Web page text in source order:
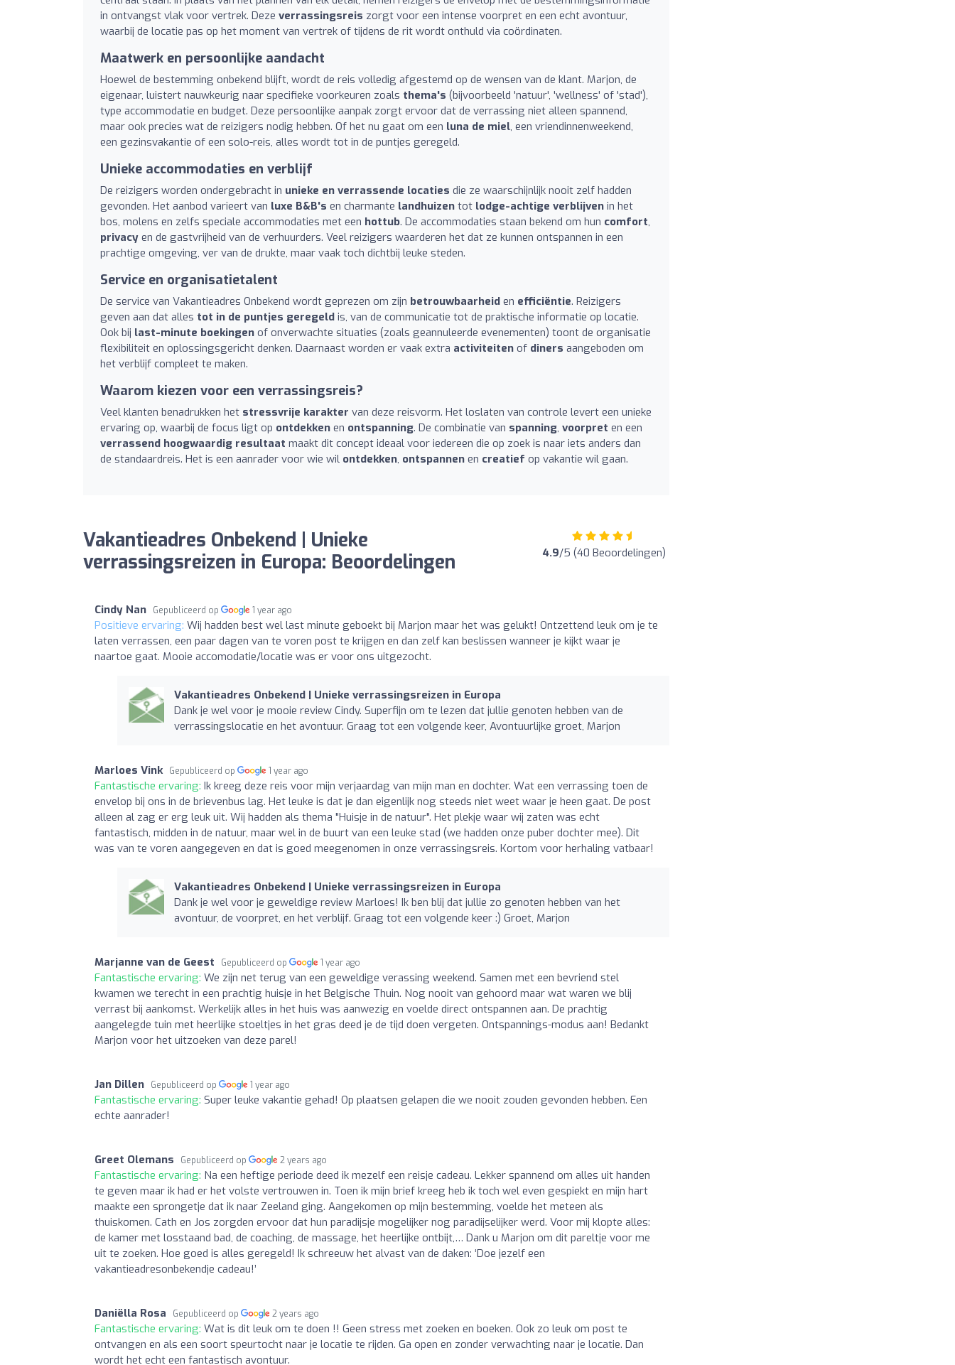
in ontvangst vlak voor vertrek. Deze verrassingsreis zorgt voor een intense voorpret en een echt avontuur,
waarbij de locatie pas op het moment van vertrek of tijdens de rit wordt onthuld via coördinaten.
Maatwerk en persoonlijke aandacht
Hoewel de bestemming onbekend blijft, wordt de reis volledig afgestemd op de wensen van de klant. Marjon, de
eigenaar, luistert nauwkeurig naar specifieke voorkeuren zoals thema's (bijvoorbeeld 'natuur', 'wellness' of 'stad'),
type accommodatie en budget. Deze persoonlijke aanpak zorgt ervoor dat de verrassing niet alleen spannend,
maar ook precies wat de reizigers nodig hebben. Of het nu gaat om een luna de miel, een vriendinnenweekend,
een gezinsvakantie of een solo-reis, alles wordt tot in de puntjes geregeld.
Unieke accommodaties en verblijf
De reizigers worden ondergebracht in unieke en verrassende locaties die ze waarschijnlijk nooit zelf hadden
gevonden. Het aanbod varieert van luxe B&B's en charmante landhuizen tot lodge-achtige verblijven in het
bos, molens en zelfs speciale accommodaties met een hottub. De accommodaties staan bekend om hun comfort,
privacy en de gastvrijheid van de verhuurders. Veel reizigers waarderen het dat ze kunnen ontspannen in een
prachtige omgeving, ver van de drukte, maar vaak toch dichtbij leuke steden.
Service en organisatietalent
De service van Vakantieadres Onbekend wordt geprezen om zijn betrouwbaarheid en efficiëntie. Reizigers
geven aan dat alles tot in de puntjes geregeld is, van de communicatie tot de praktische informatie op locatie.
Ook bij last-minute boekingen of onverwachte situaties (zoals geannuleerde evenementen) toont de organisatie
flexibiliteit en oplossingsgericht denken. Daarnaast worden er vaak extra activiteiten of diners aangeboden om
het verblijf compleet te maken.
Waarom kiezen voor een verrassingsreis?
Veel klanten benadrukken het stressvrije karakter van deze reisvorm. Het loslaten van controle levert een unieke
ervaring op, waarbij de focus ligt op ontdekken en ontspanning. De combinatie van spanning, voorpret en een
verrassend hoogwaardig resultaat maakt dit concept ideaal voor iedereen die op zoek is naar iets anders dan
de standaardreis. Het is een aanrader voor wie wil ontdekken, ontspannen en creatief op vakantie wil gaan.
Vakantieadres Onbekend | Unieke
verrassingsreizen in Europa: Beoordelingen
4.9/5 (40 Beoordelingen)
Cindy Nan Gepubliceerd op 1 year ago
Positieve ervaring: Wij hadden best wel last minute geboekt bij Marjon maar het was gelukt! Ontzettend leuk om je te
laten verrassen, een paar dagen van te voren post te krijgen en dan zelf kan beslissen wanneer je kijkt waar je
naartoe gaat. Mooie accomodatie/locatie was er voor ons uitgezocht.
Vakantieadres Onbekend | Unieke verrassingsreizen in Europa
Dank je wel voor je mooie review Cindy. Superfijn om te lezen dat jullie genoten hebben van de
verrassingslocatie en het avontuur. Graag tot een volgende keer, Avontuurlijke groet, Marjon
Marloes Vink Gepubliceerd op 1 year ago
Fantastische ervaring: Ik kreeg deze reis voor mijn verjaardag van mijn man en dochter. Wat een verrassing toen de
envelop bij ons in de brievenbus lag. Het leuke is dat je dan eigenlijk nog steeds niet weet waar je heen gaat. De post
alleen al zag er erg leuk uit. Wij hadden als thema "Huisje in de natuur". Het plekje waar wij zaten was echt
fantastisch, midden in de natuur, maar wel in de buurt van een leuke stad (we hadden onze puber dochter mee). Dit
was van te voren aangegeven en dat is goed meegenomen in onze verrassingsreis. Kortom voor herhaling vatbaar!
Vakantieadres Onbekend | Unieke verrassingsreizen in Europa
Dank je wel voor je geweldige review Marloes! Ik ben blij dat jullie zo genoten hebben van het
avontuur, de voorpret, en het verblijf. Graag tot een volgende keer :) Groet, Marjon
Marjanne van de Geest Gepubliceerd op 1 year ago
Fantastische ervaring: We zijn net terug van een geweldige verassing weekend. Samen met een bevriend stel
kwamen we terecht in een prachtig huisje in het Belgische Thuin. Nog nooit van gehoord maar wat waren we blij
verrast bij aankomst. Werkelijk alles in het huis was aanwezig en voelde direct ontspannen aan. De prachtig
aangelegde tuin met heerlijke stoeltjes in het gras deed je de tijd doen vergeten. Ontspannings-modus aan! Bedankt
Marjon voor het uitzoeken van deze parel!
Jan Dillen Gepubliceerd op 1 year ago
Fantastische ervaring: Super leuke vakantie gehad! Op plaatsen gelapen die we nooit zouden gevonden hebben. Een
echte aanrader!
Greet Olemans Gepubliceerd op 2 years ago
Fantastische ervaring: Na een heftige periode deed ik mezelf een reisje cadeau. Lekker spannend om alles uit handen
te geven maar ik had er het volste vertrouwen in. Toen ik mijn brief kreeg heb ik toch wel even gespiekt en mijn hart
maakte een sprongetje dat ik naar Zeeland ging. Aangekomen op mijn bestemming, voelde het meteen als
thuiskomen. Cath en Jos zorgden ervoor dat hun paradijsje mogelijker nog paradijselijker werd. Voor mij klopte alles:
de kamer met losstaand bad, de coaching, de massage, het heerlijke ontbijt,… Dank u Marjon om dit pareltje voor me
uit te zoeken. Hoe goed is alles geregeld! Ik schreeuw het alvast van de daken: ‘Doe jezelf een
vakantieadresonbekendje cadeau!’
Daniëlla Rosa Gepubliceerd op 2 years ago
Fantastische ervaring: Wat is dit leuk om te doen !! Geen stress met zoeken en boeken. Ook zo leuk om post te
ontvangen en als een soort speurtocht naar je locatie te rijden. Ga open en zonder verwachting naar je locatie. Dan
wordt het echt een fantastisch avontuur.